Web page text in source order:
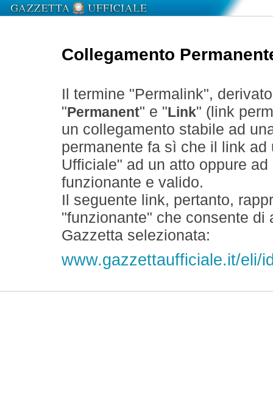
Collegamento
Il termine "Permalink",
" Permanent" e " Link" (link
un collegamento stabile ad
permanente fa sì che il link
Ufficiale" ad un atto oppure
funzionante e valido.
Il seguente link, pertanto,
"funzionante" che consente
Gazzetta selezionata:
www.gazzettaufficiale.it/eli/